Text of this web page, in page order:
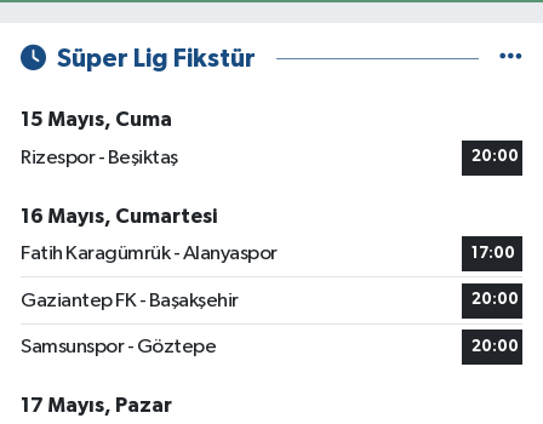
Süper Lig Fikstür
15 Mayıs, Cuma
Rizespor - Beşiktaş
20:00
16 Mayıs, Cumartesi
Fatih Karagümrük - Alanyaspor
17:00
Gaziantep FK - Başakşehir 20:00
Samsunspor - Göztepe 20:00
17 Mayıs, Pazar